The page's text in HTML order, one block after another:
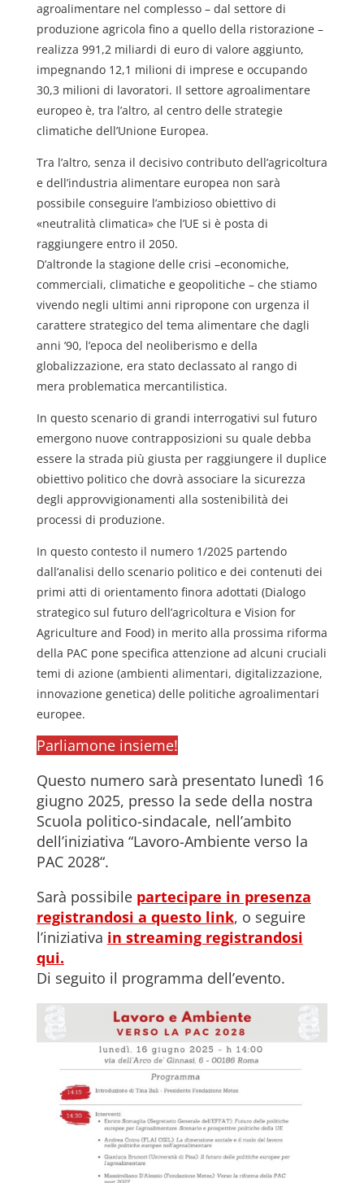
agroalimentare nel complesso – dal settore di
produzione agricola fino a quello della ristorazione –
realizza 991,2 miliardi di euro di valore aggiunto,
impegnando 12,1 milioni di imprese e occupando
30,3 milioni di lavoratori. Il settore agroalimentare
europeo è, tra l’altro, al centro delle strategie
climatiche dell’Unione Europea.
Tra l’altro, senza il decisivo contributo dell’agricoltura
e dell’industria alimentare europea non sarà
possibile conseguire l’ambizioso obiettivo di
«neutralità climatica» che l’UE si è posta di
raggiungere entro il 2050.
D’altronde la stagione delle crisi –economiche,
commerciali, climatiche e geopolitiche – che stiamo
vivendo negli ultimi anni ripropone con urgenza il
carattere strategico del tema alimentare che dagli
anni ’90, l’epoca del neoliberismo e della
globalizzazione, era stato declassato al rango di
mera problematica mercantilistica.
In questo scenario di grandi interrogativi sul futuro
emergono nuove contrapposizioni su quale debba
essere la strada più giusta per raggiungere il duplice
obiettivo politico che dovrà associare la sicurezza
degli approvvigionamenti alla sostenibilità dei
processi di produzione.
In questo contesto il numero 1/2025 partendo
dall’analisi dello scenario politico e dei contenuti dei
primi atti di orientamento finora adottati (Dialogo
strategico sul futuro dell’agricoltura e Vision for
Agriculture and Food) in merito alla prossima riforma
della PAC pone specifica attenzione ad alcuni cruciali
temi di azione (ambienti alimentari, digitalizzazione,
innovazione genetica) delle politiche agroalimentari
europee.
Parliamone insieme!
Questo numero sarà presentato lunedì 16
giugno 2025, presso la sede della nostra
Scuola politico-sindacale, nell’ambito
dell’iniziativa “Lavoro-Ambiente verso la
PAC 2028“.
Sarà possibile partecipare in presenza
registrandosi a questo link, o seguire
l’iniziativa in streaming registrandosi
qui.
Di seguito il programma dell’evento.